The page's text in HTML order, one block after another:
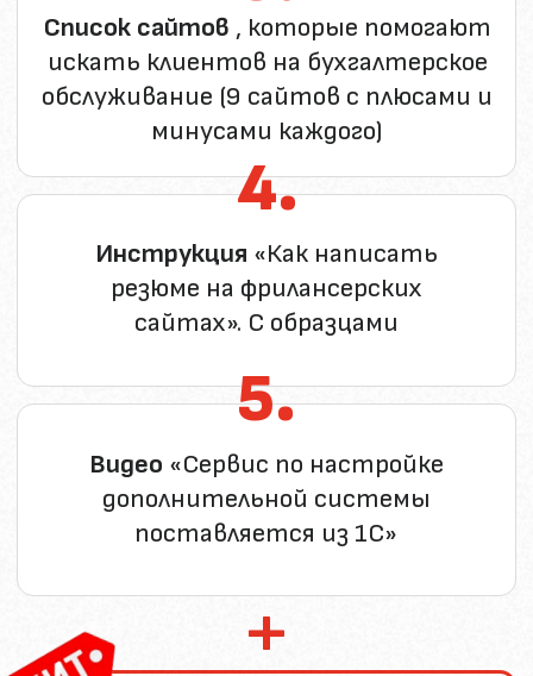
и зарабатывать дополнительно
от 150 000 руб. в месяц и более
Аудит ваших навыков, составление
пакета услуг которые могут быть
востребованы
Постановка целей и ожидаемых
Разработка и утверждение
ОБАВТОРЕ
Ольга Краснова
Разработчик и экс-директор БСС
Руководитель школы Финансовых
экспертов, автор топовых курсов
"Онлайн бухгалтер для ИП. Точка